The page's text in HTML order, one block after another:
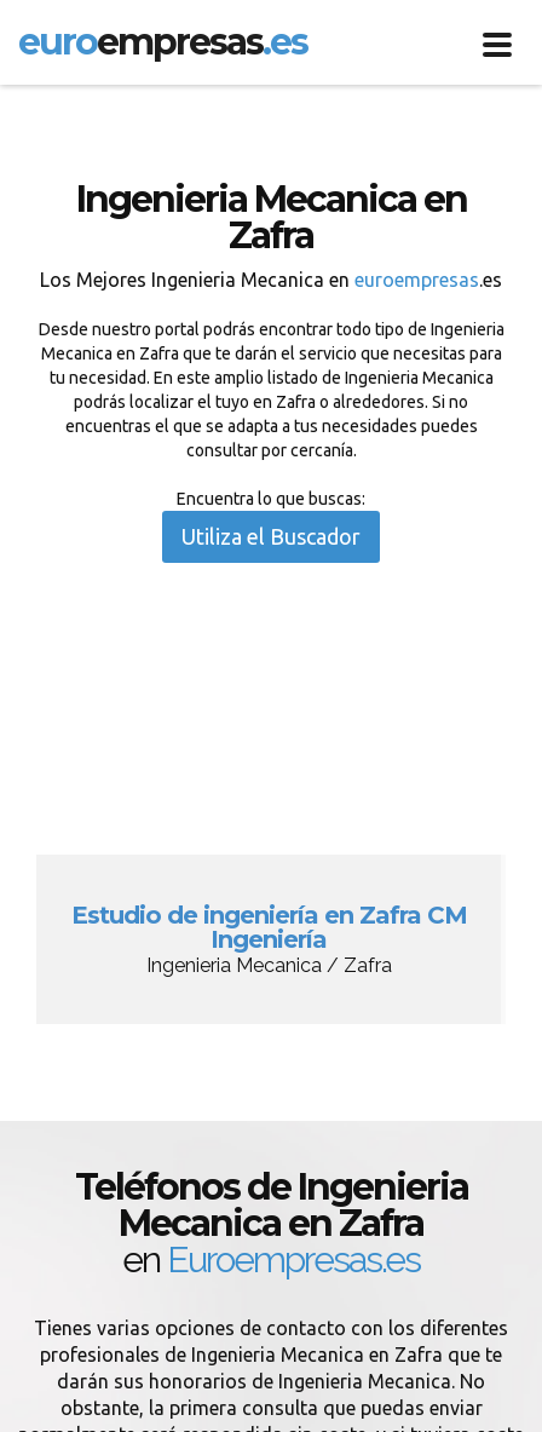
euroempresas.es
Ingenieria Mecanica en
Zafra
Los Mejores Ingenieria Mecanica en euroempresas.es
Desde nuestro portal podrás encontrar todo tipo de Ingenieria
Mecanica en Zafra que te darán el servicio que necesitas para
tu necesidad. En este amplio listado de Ingenieria Mecanica
podrás localizar el tuyo en Zafra o alrededores. Si no
encuentras el que se adapta a tus necesidades puedes
consultar por cercanía.
Encuentra lo que buscas:
Utiliza el Buscador
Estudio de ingeniería en Zafra CM
Ingeniería
Ingenieria Mecanica / Zafra
Teléfonos de Ingenieria
Mecanica en Zafra
en Euroempresas.es
Tienes varias opciones de contacto con los diferentes
profesionales de Ingenieria Mecanica en Zafra que te
darán sus honorarios de Ingenieria Mecanica. No
obstante, la primera consulta que puedas enviar